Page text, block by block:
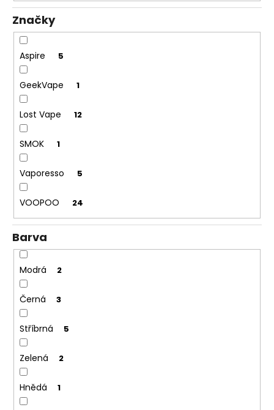
Značky
Aspire 5
GeekVape 1
Lost Vape 12
SMOK 1
Vaporesso 5
VOOPOO 24
Barva
Modrá 2
Černá 3
Stříbrná 5
Zelená 2
Hnědá 1
ASPIRE
BVC
ŽHAVÍCÍ
HLAVA
1,8OHM
43
Kč